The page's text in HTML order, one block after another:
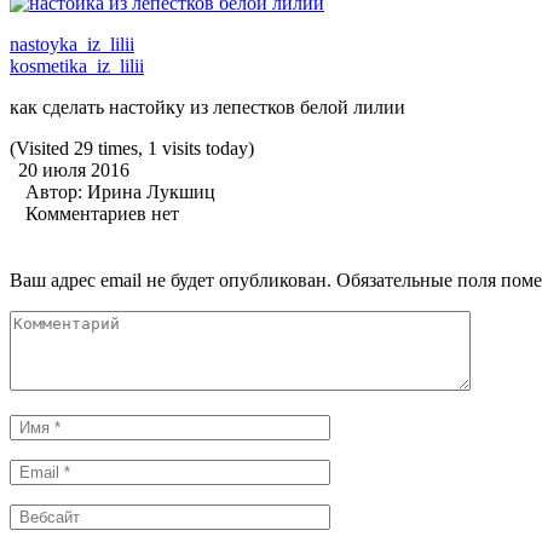
nastoyka_iz_lilii
kosmetika_iz_lilii
как сделать настойку из лепестков белой лилии
(Visited 29 times, 1 visits today)
20 июля 2016
Автор: Ирина Лукшиц
Комментариев нет
Ваш адрес email не будет опубликован. Обязательные поля
Комментарий
Имя
*
Email
*
Вебсайт